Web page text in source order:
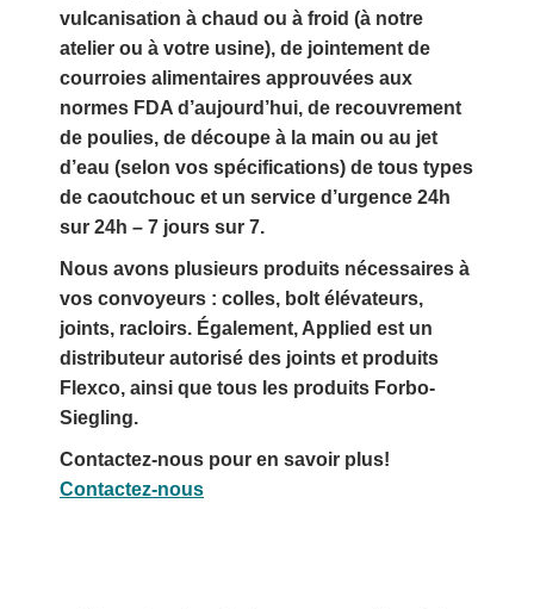
vulcanisation à chaud ou à froid (à notre
atelier ou à votre usine), de jointement de
courroies alimentaires approuvées aux
normes FDA d’aujourd’hui, de recouvrement
de poulies, de découpe à la main ou au jet
d’eau (selon vos spécifications) de tous types
de caoutchouc et un service d’urgence 24h
sur 24h – 7 jours sur 7.
Nous avons plusieurs produits nécessaires à
vos convoyeurs : colles, bolt élévateurs,
joints, racloirs. Également, Applied est un
distributeur autorisé des joints et produits
Flexco, ainsi que tous les produits Forbo-
Siegling.
Contactez-nous pour en savoir plus!
Contactez-nous